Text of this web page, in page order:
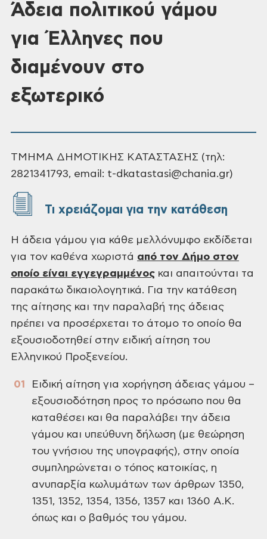
Άδεια πολιτικού γάμου
για Έλληνες που
διαμένουν στο
εξωτερικό
ΤΜΗΜΑ ΔΗΜΟΤΙΚΗΣ ΚΑΤΑΣΤΑΣΗΣ (τηλ:
2821341793, email: t-dkatastasi@chania.gr)
Τι χρειάζομαι για την κατάθεση
Η άδεια γάμου για κάθε μελλόνυμφο εκδίδεται
για τον καθένα χωριστά από τον Δήμο στον
οποίο είναι εγγεγραμμένος και απαιτούνται τα
παρακάτω δικαιολογητικά. Για την κατάθεση
της αίτησης και την παραλαβή της άδειας
πρέπει να προσέρχεται το άτομο το οποίο θα
εξουσιοδοτηθεί στην ειδική αίτηση του
Ελληνικού Προξενείου.
Ειδική αίτηση για χορήγηση άδειας γάμου –
εξουσιοδότηση προς το πρόσωπο που θα
καταθέσει και θα παραλάβει την άδεια
γάμου και υπεύθυνη δήλωση (με θεώρηση
του γνήσιου της υπογραφής), στην οποία
συμπληρώνεται ο τόπος κατοικίας, η
ανυπαρξία κωλυμάτων των άρθρων 1350,
1351, 1352, 1354, 1356, 1357 και 1360 Α.Κ.
όπως και ο βαθμός του γάμου.